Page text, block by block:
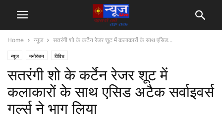
Home न्यूज सतरंगी शो के कर्टेन रेजर शूट में कलाकारों के साथ एसिड...
न्यूज मनोरंजन विविध
सतरंगी शो के कर्टेन रेजर शूट में
कलाकारों के साथ एसिड अटैक सर्वाइवर्स
गर्ल्स ने भाग लिया